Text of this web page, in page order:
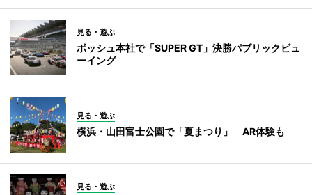
見る・遊ぶ
ボッシュ本社で「SUPER GT」決勝パブリックビュ
ーイング
見る・遊ぶ
横浜・山田富士公園で「夏まつり」 AR体験も
見る・遊ぶ